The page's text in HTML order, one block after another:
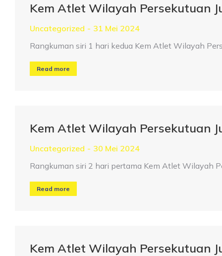
Kem Atlet Wilayah Persekutuan
Uncategorized
31 Mei 2024
Rangkuman siri 1 hari kedua Kem Atlet Wilayah
Read more
Kem Atlet Wilayah Persekutuan
Uncategorized
30 Mei 2024
Rangkuman siri 2 hari pertama Kem Atlet Wilayah
Read more
Kem Atlet Wilayah Persekutuan